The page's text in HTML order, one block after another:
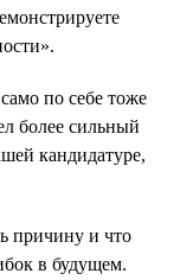
по себе тоже
более сильный
кандидатуре,
причину и что
в будущем.